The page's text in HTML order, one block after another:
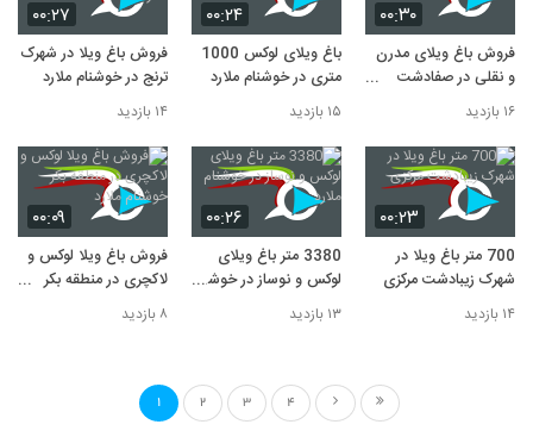
۰۰:۳۰
فروش باغ ویلای مدرن
و نقلی در صفادشت
ملارد
۱۶ بازدید
۰۰:۲۴
باغ ویلای لوکس 1000
متری در خوشنام ملارد
۱۵ بازدید
۰۰:۲۷
فروش باغ ویلا در شهرک
ترنج در خوشنام ملارد
۱۴ بازدید
۰۰:۲۳
700 متر باغ ویلا در
شهرک زیبادشت مرکزی
۱۴ بازدید
۰۰:۲۶
3380 متر باغ ویلای
لوکس و نوساز در خوشنام
ملارد
۱۳ بازدید
۰۰:۰۹
فروش باغ ویلا لوکس و
لاکچری در منطقه بکر
خوشنام ملارد۸ بازدید
1 2 3 4